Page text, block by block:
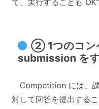
て、実行することも OK
② 1つのコン
submission を
Competition には、課
対して回答を提出する